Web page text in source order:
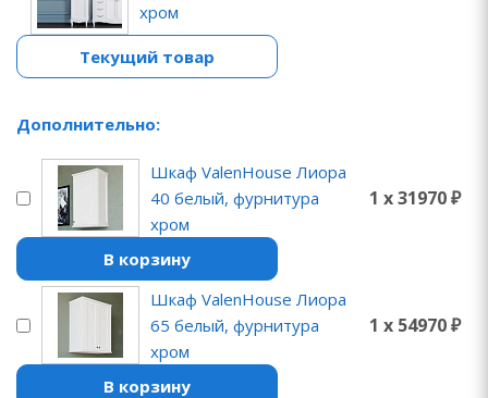
хром
Текущий товар
Дополнительно:
Шкаф ValenHouse Лиора
40 белый, фурнитура
хром
1 x 31970 ₽
В корзину
Шкаф ValenHouse Лиора
65 белый, фурнитура
хром
1 x 54970 ₽
В корзину